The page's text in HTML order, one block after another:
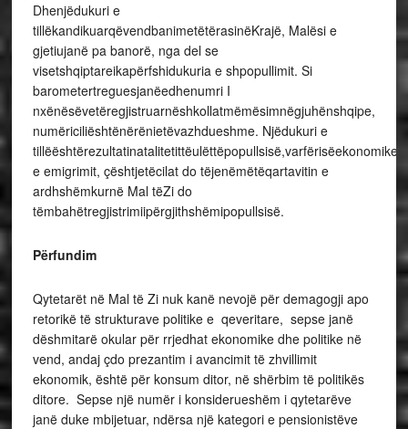
Dhenjëdukuri e
tillëkandikuarqëvendbanimetëtërasinëKrajë, Malësi e
gjetiujanë pa banorë, nga del se
visetshqiptareikapërfshidukuria e shpopullimit. Si
barometertreguesjanëedhenumri I
nxënësëvetëregjistruarnëshkollatmëmësimnëgjuhënshqipe,
numëriciliështënërënietëvazhdueshme. Njëdukuri e
tillëështërezultatinatalitetittëulëttëpopullsisë,varfërisëekonomike
e emigrimit, çështjetëcilat do tëjenëmëtëqartavitin e
ardhshëmkurnë Mal tëZi do
tëmbahëtregjistrimiipërgjithshëmipopullsisë.
Përfundim
Qytetarët në Mal të Zi nuk kanë nevojë për demagogji apo
retorikë të strukturave politike e qeveritare, sepse janë
dëshmitarë okular për rrjedhat ekonomike dhe politike në
vend, andaj çdo prezantim i avancimit të zhvillimit
ekonomik, është për konsum ditor, në shërbim të politikës
ditore. Sepse një numër i konsiderueshëm i qytetarëve
janë duke mbijetuar, ndërsa një kategori e pensionistëve